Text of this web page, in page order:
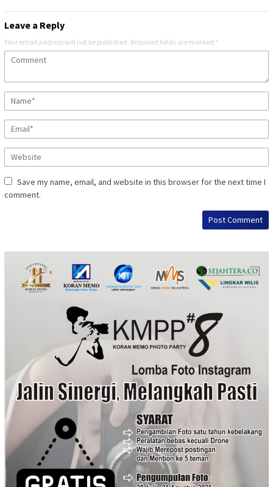
Leave a Reply
Your email address will not be published. Required fields are marked *
Save my name, email, and website in this browser for the next time I
comment.